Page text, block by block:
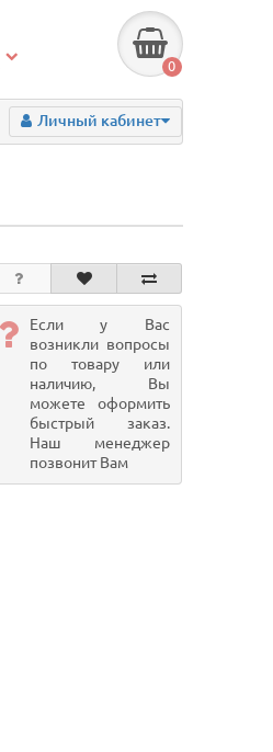
0
Личный кабинет
Если у Вас
возникли вопросы
по товару или
наличию, Вы
можете оформить
быстрый заказ.
Наш менеджер
позвонит Вам